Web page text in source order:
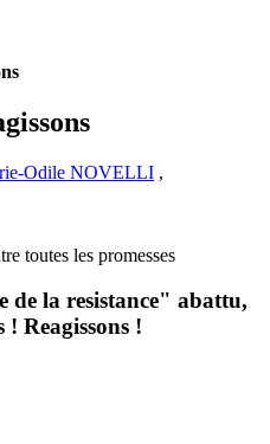
Odile NOVELLI ,
toutes les promesses
la resistance" abattu,
! Reagissons !